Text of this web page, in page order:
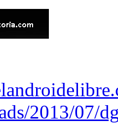
2013/07/